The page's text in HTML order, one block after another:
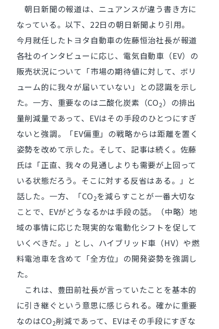
朝日新聞の報道は、ニュアンスが違う書き方に
なっている。以下、22日の朝日新聞より引用。
今月就任したトヨタ自動車の佐藤恒治社長が報道
各社のインタビューに応じ、電気自動車（EV）の
販売状況について「市場の期待値に対して、ボリ
ューム的に我々が届いていない」との認識を示し
た。一方、重要なのは二酸化炭素（CO2）の排出
量削減量であって、EVはその手段のひとつにすぎ
ないと強調。「EV偏重」の戦略からは距離を置く
姿勢を改めて示した。そして、記事は続く。佐藤
氏は「正直、我々の見通しよりも需要が上回って
いる状態だろう。そこに対する反省はある。」と
話した。一方、「CO2を減らすことが一番大切な
ことで、EVがどうなるかは手段の話。（中略）地
域の事情に応じた現実的な電動化シフトを促して
いくべきだ。」とし、ハイブリッド車（HV）や燃
料電池車を含めて「全方位」の開発姿勢を強調し
た。
これは、豊田前社長が言っていたことを基本的
に引き継ぐという意思に感じられる。確かに重要
なのはCO2削減であって、EVはその手段にすぎな